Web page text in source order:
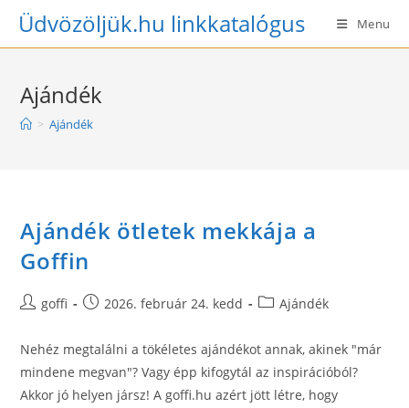
SkipÜdvözöljük.hu linkkatalógus Menu
Ajándék
> Ajándék
Ajándék ötletek mekkája a
Goffin
Postgoffi
Post2026. február 24. kedd
PostAjándék
Nehéz megtalálni a tökéletes ajándékot annak, akinek "már
mindene megvan"? Vagy épp kifogytál az inspirációból?
Akkor jó helyen jársz! A goffi.hu azért jött létre, hogy